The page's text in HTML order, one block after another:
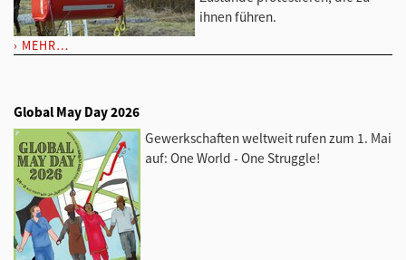
ihnen führen.
MEHR…
Global May Day 2026
Gewerkschaften weltweit rufen zum 1. Mai
auf: One World - One Struggle!